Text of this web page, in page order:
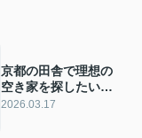
京都の田舎で理想の
空き家を探したい方
必見！バンク制度の
2026.03.17